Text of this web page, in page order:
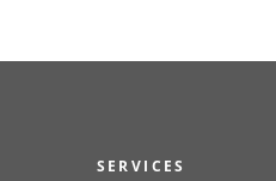
SERVICES